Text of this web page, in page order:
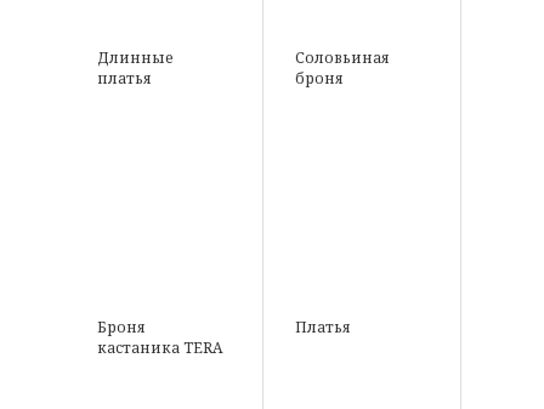
Длинные
платья
Соловьиная
броня
Броня
кастаника TERA
Платья